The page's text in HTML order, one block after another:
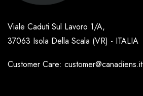
Viale Caduti Sul Lavoro 1/A,
37063 Isola Della Scala (VR) - ITALIA
Customer Care: customer@canadiens.it